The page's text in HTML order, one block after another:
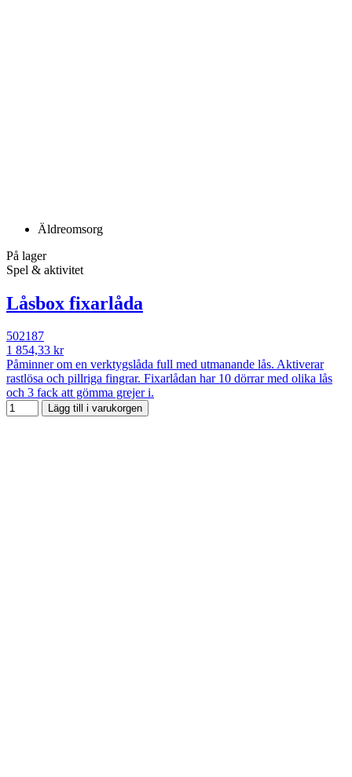
Äldreomsorg
På lager
Spel & aktivitet
Låsbox fixarlåda
502187
1 854,33 kr
Påminner om en verktygslåda full med utmanande lås. Aktiverar
rastlösa och pillriga fingrar. Fixarlådan har 10 dörrar med olika lås
och 3 fack att gömma grejer i.
Lägg till i varukorgen